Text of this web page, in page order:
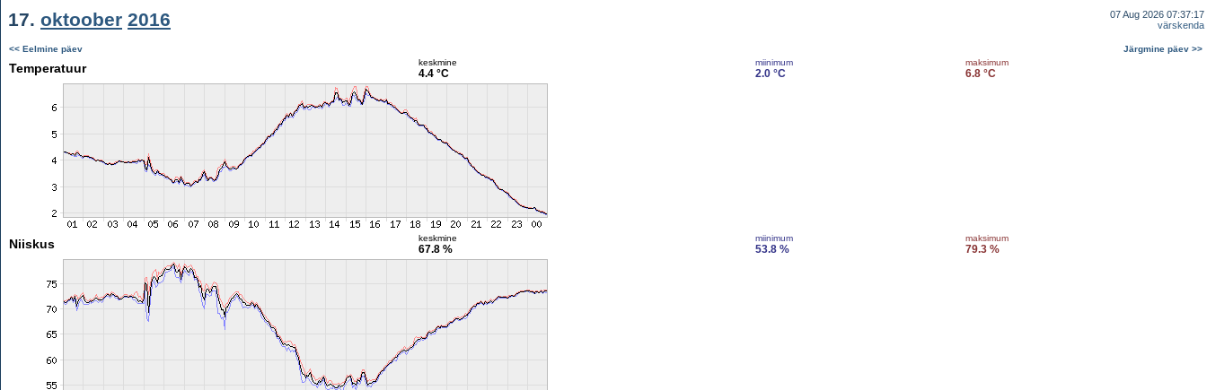
17. oktoober 2016
07 Aug 2026 07:37:17
värskenda
<< Eelmine päev Järgmine päev >>
Temperatuur keskmine
4.4 °C
miinimum
2.0 °C
maksimum
6.8 °C
Niiskus keskmine
67.8 %
miinimum
53.8 %
maksimum
79.3 %